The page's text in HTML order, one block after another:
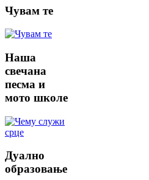
Чувам те
Наша
свечана
песма и
мото школе
Дуално
образовање